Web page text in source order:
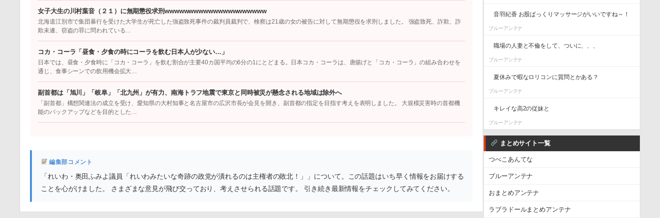
女子大生の川村葉音（２１）に無期懲役求刑wwwwwwwwwwwwwwwwwwwww
北海道江別市で集団暴行を受けた大学生が死亡した強盗致死事件の裁判員裁判で、検察は21歳の女の被告に対して無期懲役を求刑しました。 強盗致死、詐欺、詐
欺未遂、窃盗の罪に問われている…
コカ・コーラ「昼食・夕食の時にコーラを飲む日本人が少ない…」
日本では、昼食・夕食時に「コカ・コーラ」を飲む割合が主要40カ国平均の6分の1にとどまる。日本コカ・コーラは、唐揚げと「コカ・コーラ」の組み合わせを
通じ、食事シーンでの飲用機会拡大…
副首都は「旭川」「岐阜」「北九州」が有力、南海トラフ地震で東京と同時被災が懸念される地域は除外へ
「副首都」構想関連法の成立を受け、愛知県の大村知事と名古屋市の広沢市長が会見を開き、副首都の指定を目指す考えを表明しました。 大規模災害時の首都機
能のバックアップなどを目的とした…
編集部コメント
「れいわ・奥田ふみよ議員「れいわみたいな奇跡の政党が潰れるのは主権者の敗北！」」について。この話題はいち早く情報をお届けする
ことを心がけました。 さまざまな意見が飛び交っており、考えさせられる話題です。 引き続き最新情報をチェックしてみてください。
音羽紀香 お股ぱっくりマッサージがいいですね～！
ブルーアンテナ
職場の人妻と不倫をして、ついに、、、
ブルーアンテナ
夏休みで暇なロリコンに質問とかある？
ブルーアンテナ
キレイな高2の従妹と
ブルーアンテナ
まとめサイト一覧
つべこあんてな
ブルーアンテナ
おまとめアンテナ
ラブラドールまとめアンテナ